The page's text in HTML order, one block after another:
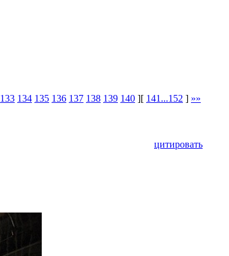
133 134 135 136 137 138 139 140 ][ 141...152 ] »»
цитировать